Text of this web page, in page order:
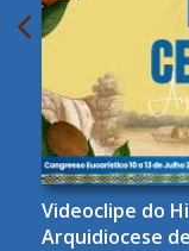
Videoclipe do
Arquidiocese